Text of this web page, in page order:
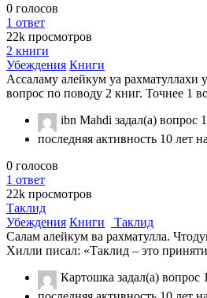
0 голосов
1 ответ
22k просмотров
2 книги
Убеждения Книги
Ассаламу алейкум уа рахматуллахи
вопрос по поводу 2 книг. Точнее 1
ibn Mahdi задал(а) вопрос
последняя активность 10 лет
0 голосов
1 ответ
22k просмотров
Таклид
Убеждения Книги
Таклид
Салам алейкум ва рахматулла.
Хилли писал: «Таклид – это
Картошка задал(а) вопрос